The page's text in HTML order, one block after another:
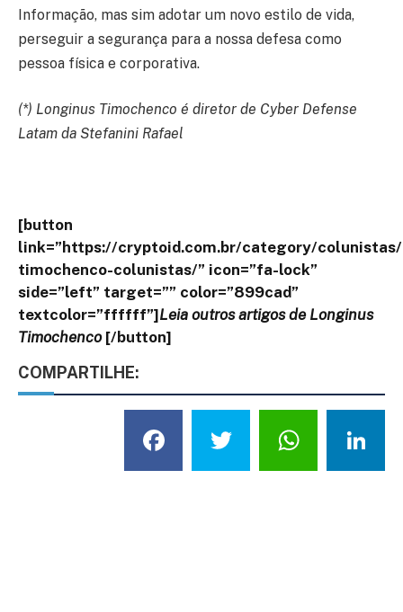
Informação, mas sim adotar um novo estilo de vida,
perseguir a segurança para a nossa defesa como
pessoa física e corporativa.
(*) Longinus Timochenco é diretor de Cyber Defense
Latam da Stefanini Rafael
[button
link=”https://cryptoid.com.br/category/
timochenco-colunistas/” icon=”fa-lock”
side=”left” target=”” color=”899cad”
textcolor=”ffffff”]Leia outros artigos de Longinus
Timochenco [/button]
COMPARTILHE:
Facebook
Twitter